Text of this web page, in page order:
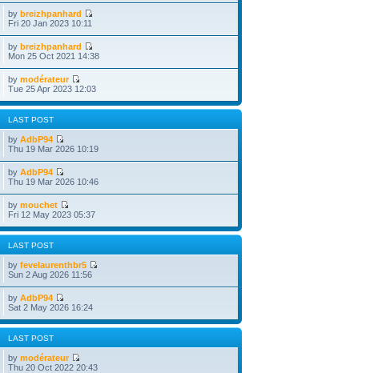
bybreizhpanhard
Fri 20 Jan 2023 10:11
bybreizhpanhard
Mon 25 Oct 2021 14:38
bymodérateur
Tue 25 Apr 2023 12:03
LAST POST
byAdbP94
Thu 19 Mar 2026 10:19
byAdbP94
Thu 19 Mar 2026 10:46
bymouchet
Fri 12 May 2023 05:37
LAST POST
byfevelaurenthbr5
Sun 2 Aug 2026 11:56
byAdbP94
Sat 2 May 2026 16:24
LAST POST
bymodérateur
Thu 20 Oct 2022 20:43